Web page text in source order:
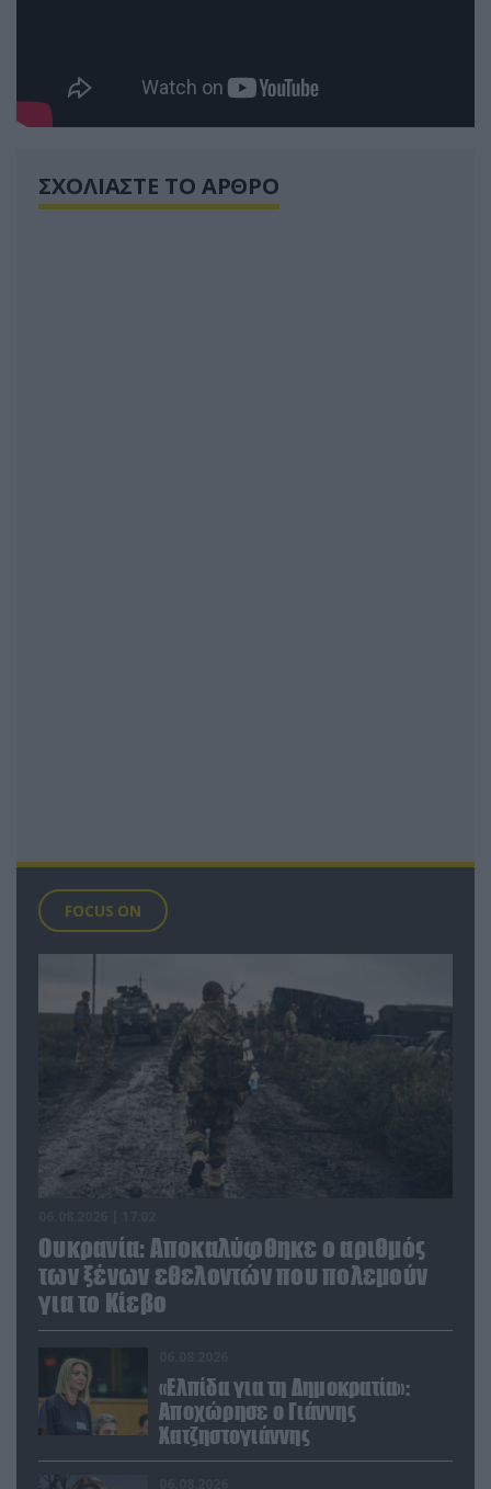
ΣΧΟΛΙΑΣΤΕ ΤΟ ΑΡΘΡΟ
FOCUS ON
Ουκρανία: Αποκαλύφθηκε ο αριθμός
των ξένων εθελοντών που πολεμούν
για το Κίεβο
«Ελπίδα για τη Δημοκρατία»:
Αποχώρησε ο Γιάννης
Χατζηστογιάννης